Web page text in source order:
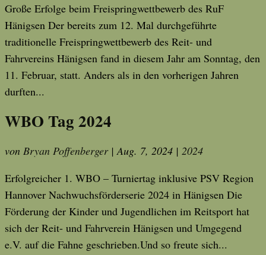
Große Erfolge beim Freispringwettbewerb des RuF
Hänigsen Der bereits zum 12. Mal durchgeführte
traditionelle Freispringwettbewerb des Reit- und
Fahrvereins Hänigsen fand in diesem Jahr am Sonntag, den
11. Februar, statt. Anders als in den vorherigen Jahren
durften...
WBO Tag 2024
von Bryan Poffenberger|Aug. 7, 2024 | 2024
Erfolgreicher 1. WBO – Turniertag inklusive PSV Region
Hannover Nachwuchsförderserie 2024 in Hänigsen Die
Förderung der Kinder und Jugendlichen im Reitsport hat
sich der Reit- und Fahrverein Hänigsen und Umgegend
e.V. auf die Fahne geschrieben.Und so freute sich...